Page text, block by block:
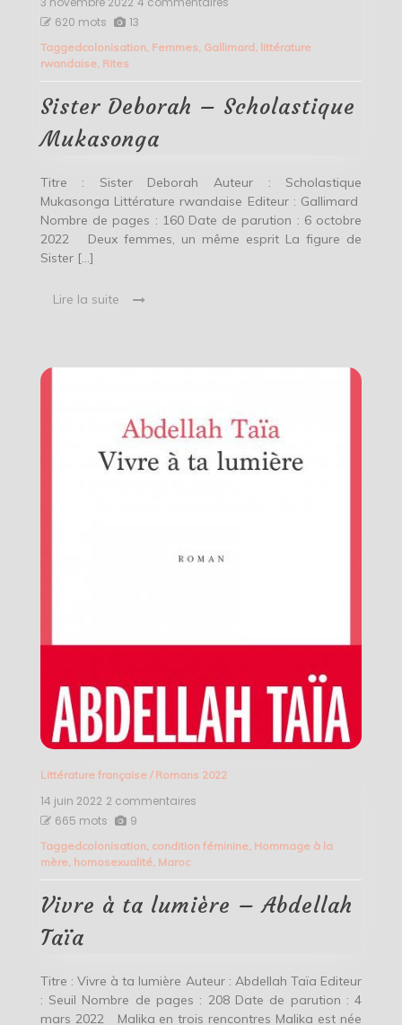
–
620 mots 13
Taggedcolonisation, Femmes, Gallimard, littérature
rwandaise, Rites
Sister Deborah – Scholastique
Mukasonga
Titre : Sister Deborah Auteur : Scholastique
Mukasonga Littérature rwandaise Editeur : Gallimard
Nombre de pages : 160 Date de parution : 6 octobre
2022 Deux femmes, un même esprit La figure de
Sister […]
Lire la suite
Littérature française/ Romans 2022
14 juin 2022 2 commentaires
ta
Abdellah
Taïa
665 mots 9
Taggedcolonisation, condition féminine, Hommage à la
mère, homosexualité, Maroc
Vivre à ta lumière – Abdellah
Taïa
Titre : Vivre à ta lumière Auteur : Abdellah Taïa Editeur
: Seuil Nombre de pages : 208 Date de parution : 4
mars 2022 Malika en trois rencontres Malika est née